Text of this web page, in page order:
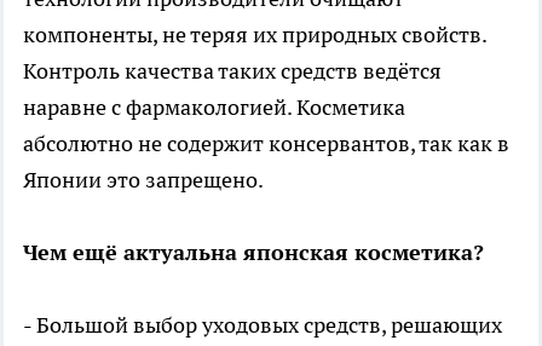
компоненты, не теряя их природных свойств.
Контроль качества таких средств ведётся
наравне с фармакологией. Косметика
абсолютно не содержит консервантов, так как в
Японии это запрещено.
Чем ещё актуальна японская косметика?
- Большой выбор уходовых средств, решающих